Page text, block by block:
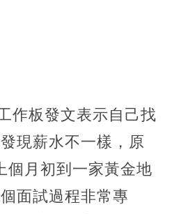
作板發文表示自己找
現薪水不一樣，原
個月初到一家黃金地
面試過程非常專